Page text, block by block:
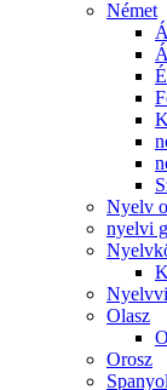
Német
Nyelv
nyelvi
Olasz
Orosz
Spanyol